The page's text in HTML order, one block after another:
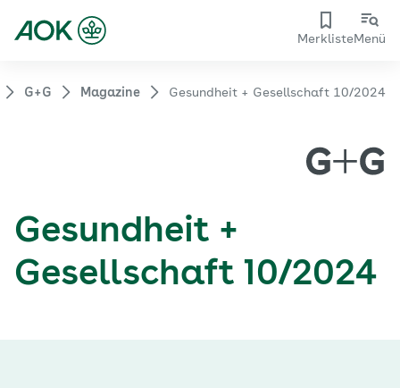
MerklisteMenü
G+G Magazine Gesundheit + Gesellschaft 10/2024
Gesundheit +
Gesellschaft 10/2024